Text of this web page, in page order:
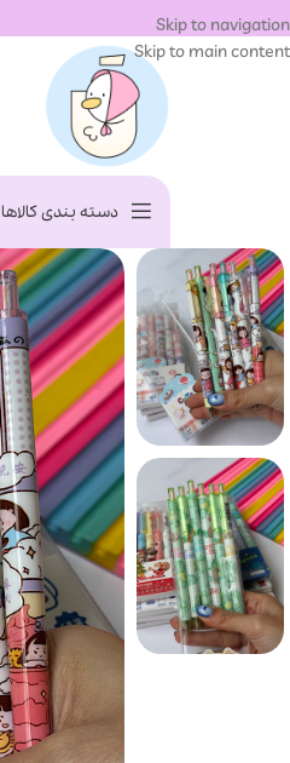
Skip to navigation
Skip to main content
دسته بندی کالاها